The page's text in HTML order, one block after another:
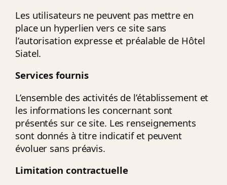
Les utilisateurs ne peuvent pas mettre en
place un hyperlien vers ce site sans
l’autorisation expresse et préalable de Hôtel
Siatel.
Services fournis
L’ensemble des activités de l’établissement et
les informations les concernant sont
présentés sur ce site. Les renseignements
sont donnés à titre indicatif et peuvent
évoluer sans préavis.
Limitation contractuelle